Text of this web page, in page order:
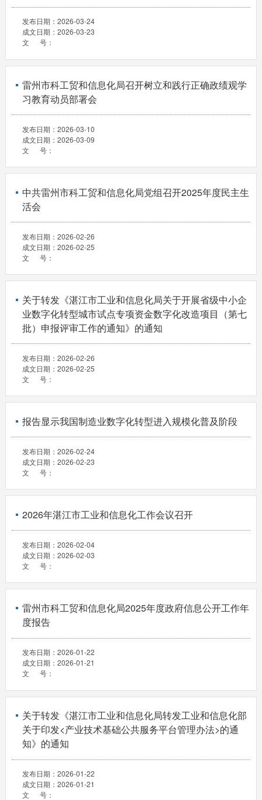
发布日期： 2026-03-24
成文日期： 2026-03-23
文 号：
雷州市科工贸和信息化局召开树立和践行正确政绩观学
习教育动员部署会
发布日期： 2026-03-10
成文日期： 2026-03-09
文 号：
中共雷州市科工贸和信息化局党组召开2025年度民主生
活会
发布日期： 2026-02-26
成文日期： 2026-02-25
文 号：
关于转发《湛江市工业和信息化局关于开展省级中小企
业数字化转型城市试点专项资金数字化改造项目（第七
批）申报评审工作的通知》的通知
发布日期： 2026-02-26
成文日期： 2026-02-25
文 号：
报告显示我国制造业数字化转型进入规模化普及阶段
发布日期： 2026-02-24
成文日期： 2026-02-23
文 号：
2026年湛江市工业和信息化工作会议召开
发布日期： 2026-02-04
成文日期： 2026-02-03
文 号：
雷州市科工贸和信息化局2025年度政府信息公开工作年
度报告
发布日期： 2026-01-22
成文日期： 2026-01-21
文 号：
关于转发《湛江市工业和信息化局转发工业和信息化部
关于印发<产业技术基础公共服务平台管理办法>的通
知》的通知
发布日期： 2026-01-22
成文日期： 2026-01-21
文 号：